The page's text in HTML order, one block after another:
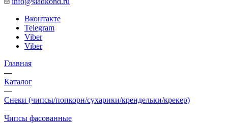
Вконтакте
Telegram
Viber
Viber
Главная
—
Каталог
—
Снеки (чипсы/попкорн/сухарики/крендельки/крекер)
—
Чипсы фасованные